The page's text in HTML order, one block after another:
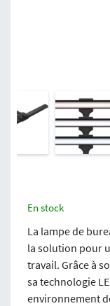
En stock
La lampe de
la solution pour
travail. Grâce à
sa technologie
environnement